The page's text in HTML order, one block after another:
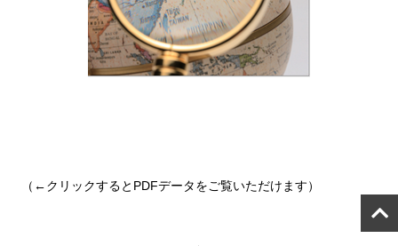
（←クリックするとPDFデータをご覧いただけます）